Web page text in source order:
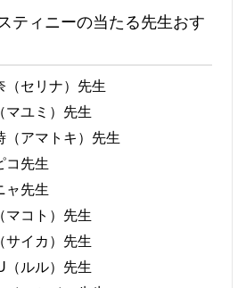
ティニーの当たる先生おす
セリナ）先生
ユミ）先生
アマトキ）先生
先生
先生
コト）先生
イカ）先生
ルル）先生